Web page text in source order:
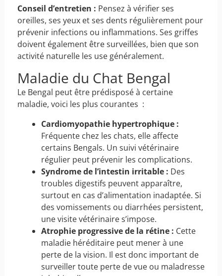
Conseil d’entretien : Pensez à vérifier ses
oreilles, ses yeux et ses dents régulièrement pour
prévenir infections ou inflammations. Ses griffes
doivent également être surveillées, bien que son
activité naturelle les use généralement.
Maladie du Chat Bengal
Le Bengal peut être prédisposé à certaine
maladie, voici les plus courantes :
Cardiomyopathie hypertrophique :
Fréquente chez les chats, elle affecte
certains Bengals. Un suivi vétérinaire
régulier peut prévenir les complications.
Syndrome de l’intestin irritable : Des
troubles digestifs peuvent apparaître,
surtout en cas d’alimentation inadaptée. Si
des vomissements ou diarrhées persistent,
une visite vétérinaire s’impose.
Atrophie progressive de la rétine : Cette
maladie héréditaire peut mener à une
perte de la vision. Il est donc important de
surveiller toute perte de vue ou maladresse